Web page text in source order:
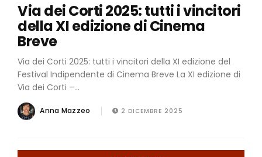
Via dei Corti 2025: tutti i vincitori
della XI edizione di Cinema
Breve
Via dei Corti 2025: tutti i vincitori della XI edizione del
Festival Indipendente di Cinema Breve La XI edizione di
Via dei Corti –...
Anna Mazzeo 2 DICEMBRE 2025